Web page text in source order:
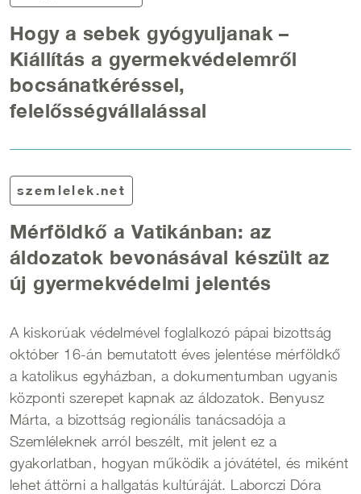
Hogy a sebek gyógyuljanak –
Kiállítás a gyermekvédelemről
bocsánatkéréssel,
felelősségvállalással
szemlelek.net
Mérföldkő a Vatikánban: az
áldozatok bevonásával készült az
új gyermekvédelmi jelentés
A kiskorúak védelmével foglalkozó pápai bizottság
október 16-án bemutatott éves jelentése mérföldkő
a katolikus egyházban, a dokumentumban ugyanis
központi szerepet kapnak az áldozatok. Benyusz
Márta, a bizottság regionális tanácsadója a
Szemléleknek arról beszélt, mit jelent ez a
gyakorlatban, hogyan működik a jóvátétel, és miként
lehet áttörni a hallgatás kultúráját. Laborczi Dóra